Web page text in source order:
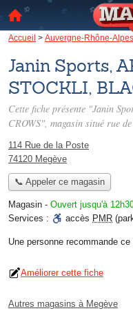
Accueil > Auvergne-Rhône-Alpes
Janin Sports,
STOCKLI,
Cette fiche présente "Janin
CROWS", magasin situé rue
114 Rue de la Poste
74120 Megève
📞 Appeler ce magasin
Magasin - Ouvert jusqu'à
Services :
accès PMR
Une personne recommande ce
Améliorer cette fiche
Autres magasins à Megève